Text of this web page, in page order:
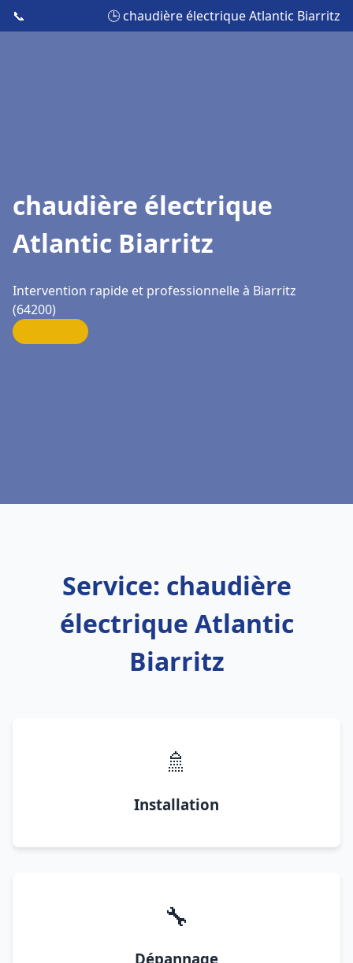
📞 🕒 chaudière électrique Atlantic Biarritz
chaudière électrique
Atlantic Biarritz
Intervention rapide et professionnelle à Biarritz
(64200)
Service: chaudière
électrique Atlantic
Biarritz
🚿
Installation
🔧
Dépannage